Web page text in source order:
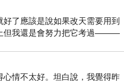
了應該是說如果改天需要用到
但我還是會努力把它考過———
情不太好。坦白說，我覺得昨